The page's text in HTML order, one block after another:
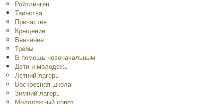
Ройтлинген
Таинства
Причастие
Крещение
Венчание
Требы
В помощь новоначальным
Дети и молодежь
Летний лагерь
Воскресная школа
Зимний лагерь
Молодежный совет